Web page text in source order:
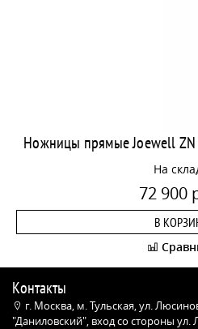
Ножницы прямые Joewell
На
72 900
В
Контакты
г. Москва, м. Тульская, ул.
"Даниловский", вход со стороны ул.